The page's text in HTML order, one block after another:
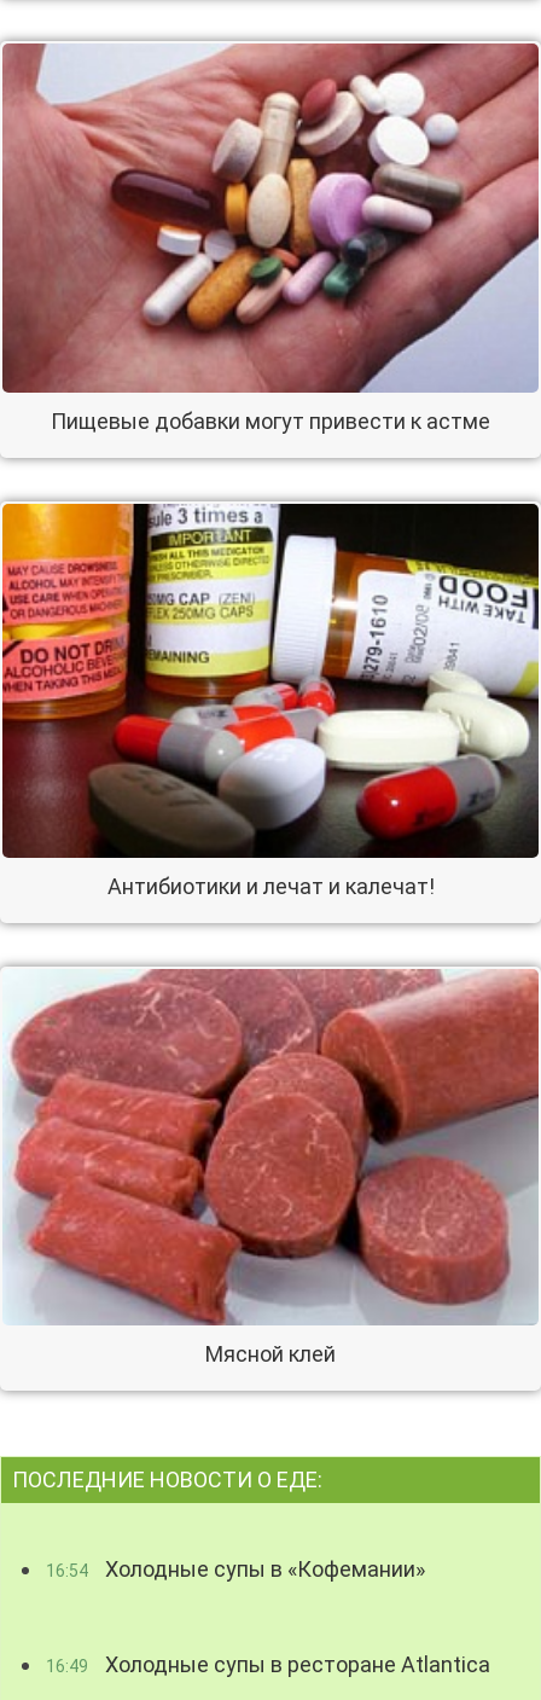
Пищевые добавки могут привести к астме
Антибиотики и лечат и калечат!
Мясной клей
ПОСЛЕДНИЕ НОВОСТИ О ЕДЕ:
16:54 Холодные супы в «Кофемании»
16:49 Холодные супы в ресторане Atlantica